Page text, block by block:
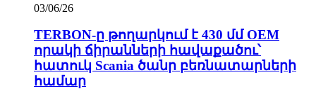
03/06/26
TERBON-ը թողարկում է 430 մմ OEM
որակի ճիրանների հավաքածու՝
հատուկ Scania ծանր բեռնատարների
համար